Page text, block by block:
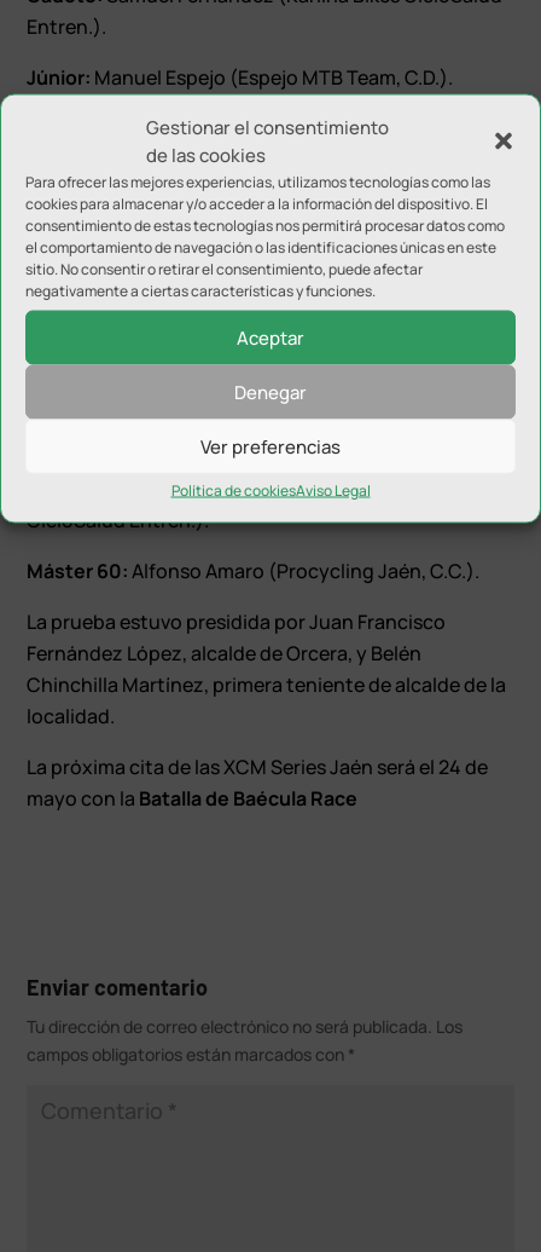
Gestionar el consentimiento
de las cookies
Para ofrecer las mejores experiencias, utilizamos tecnologías como las
cookies para almacenar y/o acceder a la información del dispositivo. El
consentimiento de estas tecnologías nos permitirá procesar datos como
el comportamiento de navegación o las identificaciones únicas en este
sitio. No consentir o retirar el consentimiento, puede afectar
negativamente a ciertas características y funciones.
Aceptar
Denegar
Ver preferencias
Política de cookiesAviso Legal
Entren.).
Júnior: Manuel Espejo (Espejo MTB Team, C.D.).
Daniel Guirado (Sierra de Segura 2015, C.D.) y
Ana María Mena (Kanina Bikes CicloSalud Entren.).
Élite:Francisco Javier Poza (Kanina Bikes CicloSalud
Entren.) y María Dolores Herrera (Kanina Bikes
CicloSalud Entren.).
CicloSalud Entren.).
José Antonio Sánchez (Lietor Nutrición
Antonio David Montoya (Kanina Bikes
CicloSalud Entren.).
Máster 60:Alfonso Amaro (Procycling Jaén, C.C.).
La prueba estuvo presidida por Juan Francisco
Fernández López, alcalde de Orcera, y Belén
Chinchilla Martínez, primera teniente de alcalde de la
localidad.
La próxima cita de las XCM Series Jaén será el 24 de
mayo con la Batalla de Baécula Race
Enviar comentario
Tu dirección de correo electrónico no será publicada. Los
campos obligatorios están marcados con *